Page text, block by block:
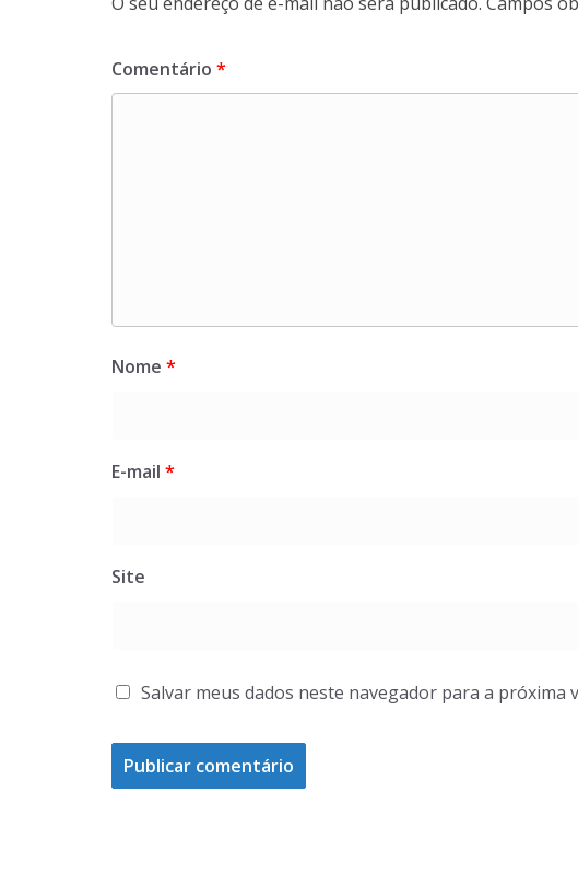
Comentário *
Nome *
E-mail *
Site
Salvar meus dados neste navegador para a próxima